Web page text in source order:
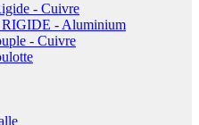
- Cuivre
- Aluminium
- Cuivre